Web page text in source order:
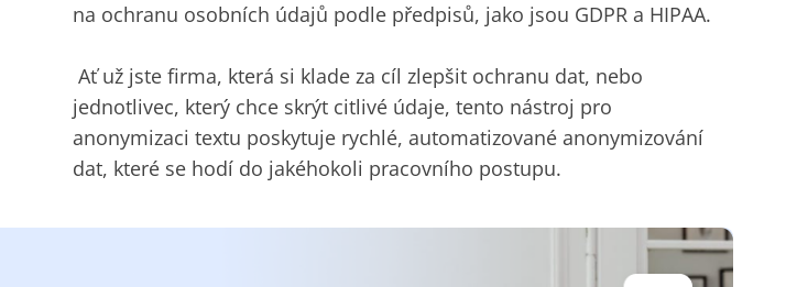
na ochranu osobních údajů podle předpisů, jako jsou GDPR a HIPAA.
‎ Ať už jste firma, která si klade za cíl zlepšit ochranu dat, nebo
jednotlivec, který chce skrýt citlivé údaje, tento nástroj pro
anonymizaci textu poskytuje rychlé, automatizované anonymizování
dat, které se hodí do jakéhokoli pracovního postupu.